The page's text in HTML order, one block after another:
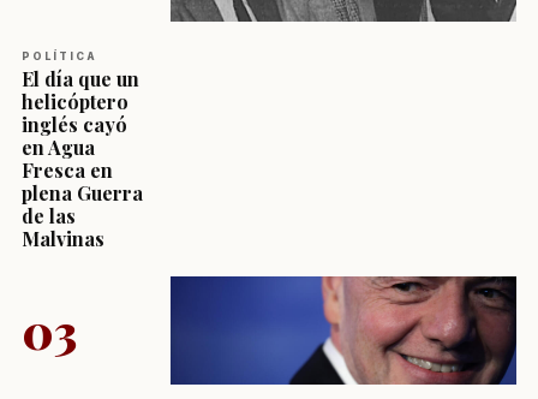
POLÍTICA
El día que un
helicóptero
inglés cayó
en Agua
Fresca en
plena Guerra
de las
Malvinas
03